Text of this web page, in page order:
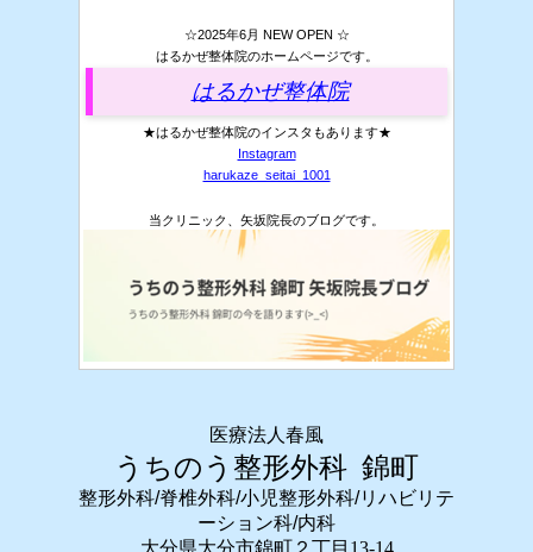
☆2025年6月 NEW OPEN ☆
はるかぜ整体院のホームページです。
はるかぜ整体院
★はるかぜ整体院のインスタもあります★
Instagram
harukaze_seitai_1001
当クリニック、矢坂院長のブログです。
医療法人春風
うちのう整形外科 錦町
整形外科/脊椎外科/小児整形外科/リハビリテ
ーション科/内科